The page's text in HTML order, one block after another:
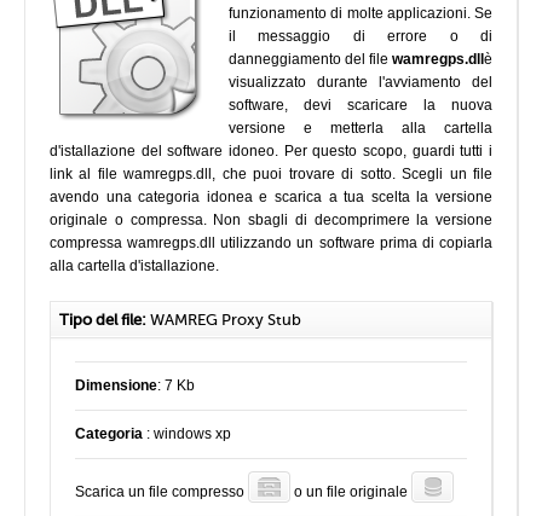
funzionamento di molte applicazioni. Se
il messaggio di errore o di
danneggiamento del file wamregps.dll è
visualizzato durante l'avviamento del
software, devi scaricare la nuova
versione e metterla alla cartella
d'istallazione del software idoneo. Per questo scopo, guardi tutti i
link al file wamregps.dll, che puoi trovare di sotto. Scegli un file
avendo una categoria idonea e scarica a tua scelta la versione
originale o compressa. Non sbagli di decomprimere la versione
compressa wamregps.dll utilizzando un software prima di copiarla
alla cartella d'istallazione.
Tipo del file: WAMREG Proxy Stub
Dimensione: 7 Kb
Categoria : windows xp
Scarica un file compresso o un file originale